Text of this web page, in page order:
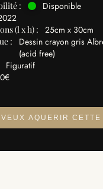
: Disponible
(l x h) : 25cm x 30cm
:
Dessin crayon gris
(acid free)
Figuratif
AQUERIR CETTE